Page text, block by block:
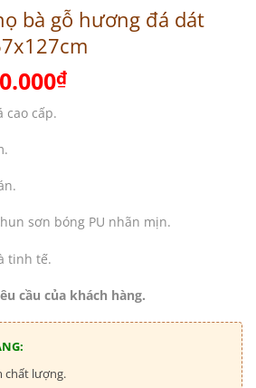
bà gỗ hương đá dát
₫Giá
cao cấp.
sơn bóng PU nhãn mịn.
tinh tế.
cầu của khách hàng.
chất lượng.